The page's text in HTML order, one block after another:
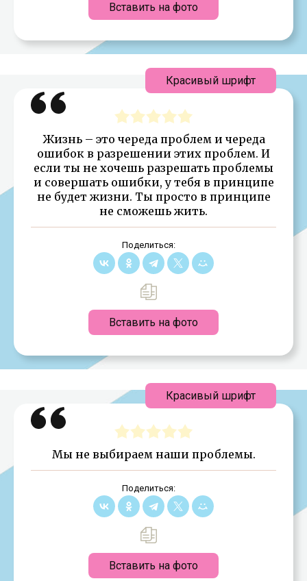
Вставить на фото
Жизнь – это череда проблем и череда
ошибок в разрешении этих проблем. И
если ты не хочешь разрешать проблемы
и совершать ошибки, у тебя в принципе
не будет жизни. Ты просто в принципе
не сможешь жить.
Поделиться:
Вставить на фото
Красивый шрифт
Мы не выбираем наши проблемы.
Поделиться:
Вставить на фото
Красивый шрифт